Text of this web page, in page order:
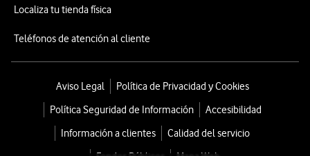
Localiza tu tienda física
Teléfonos de atención al cliente
Aviso Legal
Política de Privacidad y Cookies
Política Seguridad de Información
Accesibilidad
Información a clientes
Calidad del servicio